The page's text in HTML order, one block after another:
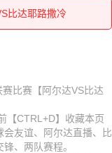
比达耶路撒冷
比达耶路撒冷
比达耶路撒冷
比达耶路撒冷
比达耶路撒冷
比赛【阿尔达VS比达
【CTRL+D】收藏本页
友谊、阿尔达直播、比
、两队赛程。